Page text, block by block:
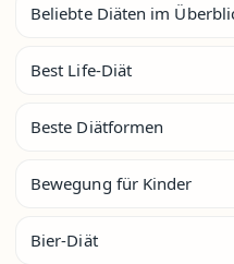
Beliebte Diäten im
Best Life-Diät
Beste Diätformen
Bewegung für Kinder
Bier-Diät